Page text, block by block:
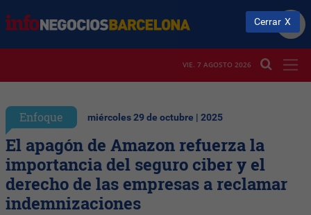
VIE. 7 AGOSTO 2026
Enfoque miércoles 29 de octubre | 2025
El apagón de Amazon refuerza la
importancia del seguro ciber y el
derecho de las empresas a reclamar
indemnizaciones
Cerrar